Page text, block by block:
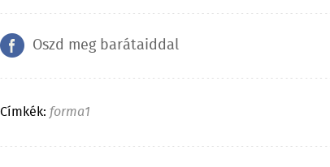
Oszd meg barátaiddal
Címkék: forma1